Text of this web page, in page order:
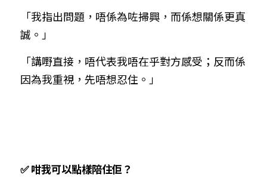
「我指出問題，唔係為咗掃興，而係想關係更真
誠。」
「講嘢直接，唔代表我唔在乎對方感受；反而係
因為我重視，先唔想忍住。」
✅ 咁我可以點樣陪住佢？